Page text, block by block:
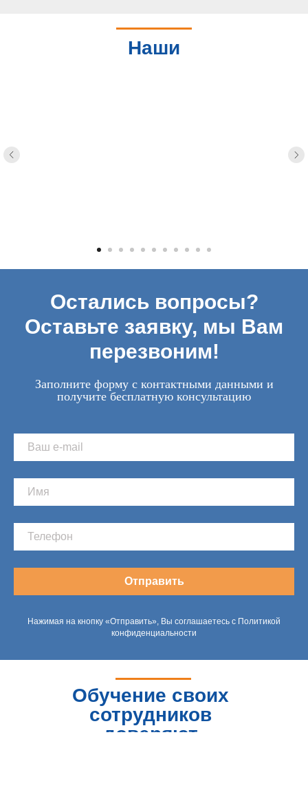
Наши
Остались вопросы?
Оставьте заявку, мы Вам
перезвоним!
Заполните форму с контактными данными и
получите бесплатную консультацию
Отправить
Нажимая на кнопку «Отправить», Вы соглашаетесь с Политикой
конфиденциальности
Обучение своих
сотрудников
доверяют